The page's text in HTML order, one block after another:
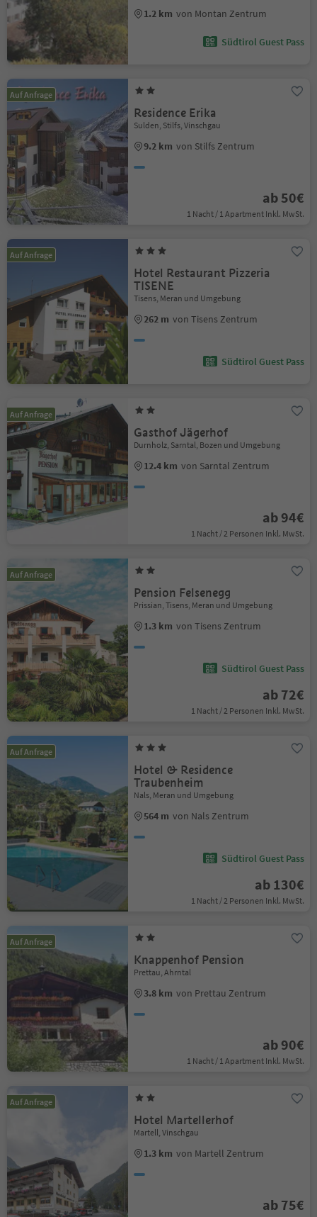
1.2 km von Montan Zentrum
Südtirol Guest Pass
Auf Anfrage
Residence Erika
Sulden, Stilfs, Vinschgau
9.2 km von Stilfs Zentrum
ab 50€
1 Nacht / 1 Apartment Inkl. MwSt.
Auf Anfrage
Hotel Restaurant Pizzeria
TISENE
Tisens, Meran und Umgebung
262 m von Tisens Zentrum
Südtirol Guest Pass
Auf Anfrage
Gasthof Jägerhof
Durnholz, Sarntal, Bozen und Umgebung
12.4 km von Sarntal Zentrum
ab 94€
1 Nacht / 2 Personen Inkl. MwSt.
Auf Anfrage
Pension Felsenegg
Prissian, Tisens, Meran und Umgebung
1.3 km von Tisens Zentrum
Südtirol Guest Pass
ab 72€
1 Nacht / 2 Personen Inkl. MwSt.
Auf Anfrage
Hotel & Residence
Traubenheim
Nals, Meran und Umgebung
564 m von Nals Zentrum
Südtirol Guest Pass
ab 130€
1 Nacht / 2 Personen Inkl. MwSt.
Auf Anfrage
Knappenhof Pension
Prettau, Ahrntal
3.8 km von Prettau Zentrum
ab 90€
1 Nacht / 1 Apartment Inkl. MwSt.
Auf Anfrage
Hotel Martellerhof
Martell, Vinschgau
1.3 km von Martell Zentrum
ab 75€